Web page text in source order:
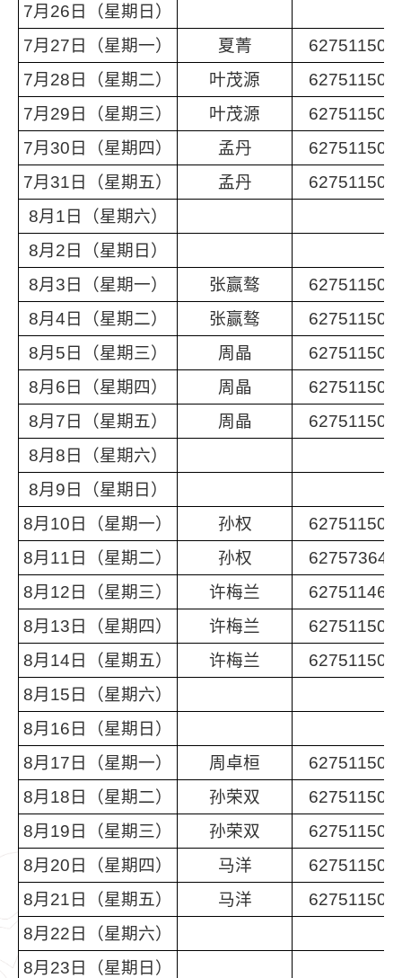
7月26日（星期日）
7月27日（星期一）
夏菁
62751150
7月28日（星期二）
叶茂源
62751150
7月29日（星期三）
叶茂源
62751150
7月30日（星期四）
孟丹
62751150
7月31日（星期五）
孟丹
62751150
8月1日（星期六）
8月2日（星期日）
8月3日（星期一）
张赢骜
62751150
8月4日（星期二）
张赢骜
62751150
8月5日（星期三）
周晶
62751150
8月6日（星期四）
周晶
62751150
8月7日（星期五）
周晶
62751150
8月8日（星期六）
8月9日（星期日）
8月10日（星期一）
孙权
62751150
8月11日（星期二）
孙权
62757364
8月12日（星期三）
许梅兰
62751146
8月13日（星期四）
许梅兰
62751150
8月14日（星期五）
许梅兰
62751150
8月15日（星期六）
8月16日（星期日）
8月17日（星期一）
周卓桓
62751150
8月18日（星期二）
孙荣双
62751150
8月19日（星期三）
孙荣双
62751150
8月20日（星期四）
马洋
62751150
8月21日（星期五）
马洋
62751150
8月22日（星期六）
8月23日（星期日）